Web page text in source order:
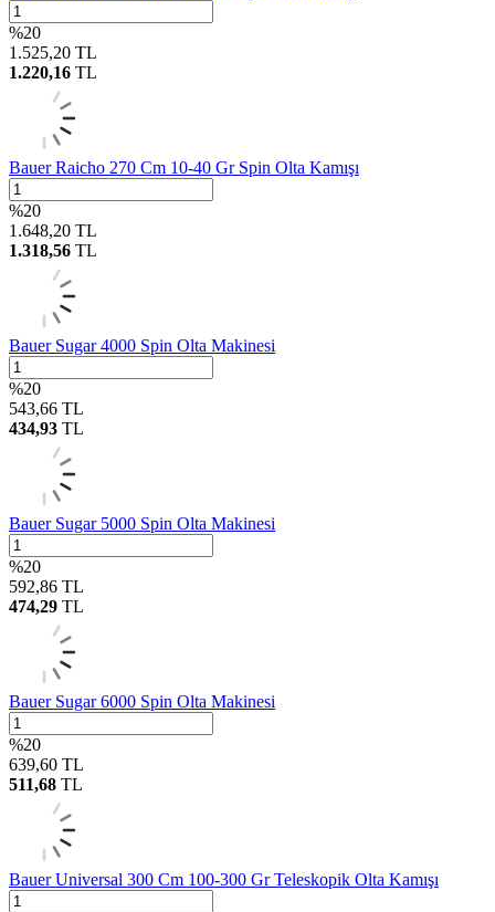
%20
1.525,20 TL
1.220,16 TL
Bauer Raicho 270 Cm 10-40 Gr Spin Olta Kamışı
%20
1.648,20 TL
1.318,56 TL
Bauer Sugar 4000 Spin Olta Makinesi
%20
543,66 TL
434,93 TL
Bauer Sugar 5000 Spin Olta Makinesi
%20
592,86 TL
474,29 TL
Bauer Sugar 6000 Spin Olta Makinesi
%20
639,60 TL
511,68 TL
Bauer Universal 300 Cm 100-300 Gr Teleskopik Olta Kamışı